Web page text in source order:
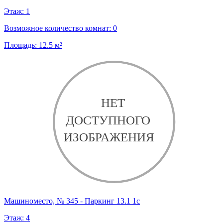
Этаж: 1
Возможное количество комнат: 0
Площадь: 12.5 м²
Машиноместо, № 345 - Паркинг 13.1 1с
Этаж: 4